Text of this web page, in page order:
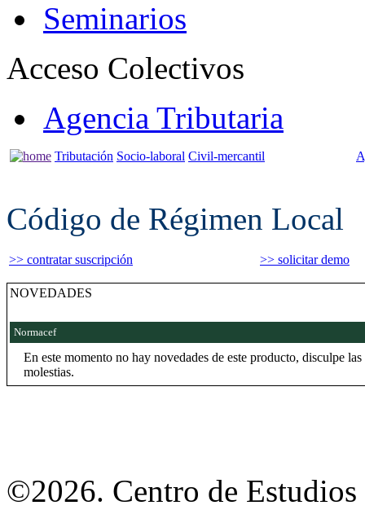
Seminarios
Acceso Colectivos
Agencia Tributaria
Tributación Socio-laboral Civil-mercantil
Código de Régimen Local
>> contratar suscripción >> solicitar demo
NOVEDADES
Normacef
En este momento no hay novedades de este producto, disculpe las
molestias.
©2026. Centro de Estudios